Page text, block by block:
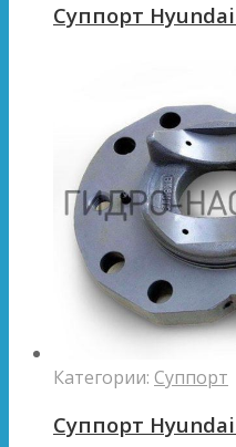
Суппорт
Категории: Суппорт
Суппорт